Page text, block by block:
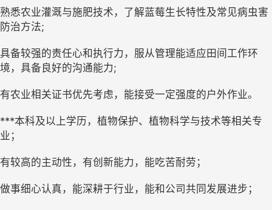
熟悉农业灌溉与施肥技术，了解蓝莓生长特性及常见病虫害
防治方法;
具备较强的责任心和执行力，服从管理能适应田间工作环
境，具备良好的沟通能力;
有农业相关证书优先考虑，能接受一定强度的户外作业。
***本科及以上学历，植物保护、植物科学与技术等相关专
业；
有较高的主动性，有创新能力，能吃苦耐劳；
做事细心认真，能深耕于行业，能和公司共同发展进步；